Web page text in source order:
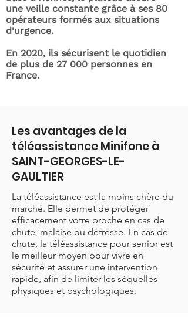
une veille constante grâce à ses 80
opérateurs formés aux situations
d'urgence.
En 2020, ils sécurisent le quotidien
de plus de 27 000 personnes en
France.
Les avantages de la
téléassistance Minifone à
SAINT-GEORGES-LE-
GAULTIER
La téléassistance est la moins chère du
marché. Elle permet de protéger
efficacement votre proche en cas de
chute, malaise ou détresse. En cas de
chute, la téléassistance pour senior est
le meilleur moyen pour vivre en
sécurité et assurer une intervention
rapide, afin de limiter les séquelles
physiques et psychologiques.